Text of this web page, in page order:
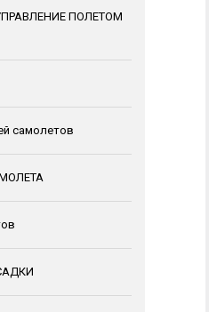
ПОЛЕТОМ
самолетов